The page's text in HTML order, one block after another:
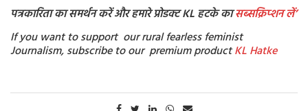
पत्रकारिता का समर्थन करें और हमारे प्रोडक्ट KL हटके कासब्सक्रिप्शनलें’
If you want to support our rural fearless feminist
Journalism, subscribe to our premium productKL Hatke